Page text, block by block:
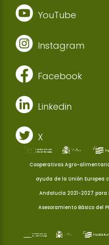
YouTube
Instagram
Facebook
Linkedin
X
Cooperativas Agro-
ayuda de la Unión Europea
Andalucía 2021-2027
Asesoramiento Básico del